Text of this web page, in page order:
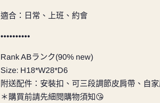
適合：日常、上班、約會
••••••••••
Rank ABランク(90% new)
Size: H18*W28*D6
附送配件：安裝扣、可三段調節皮肩帶 、自
＊購買前請先細閱購物須知😘